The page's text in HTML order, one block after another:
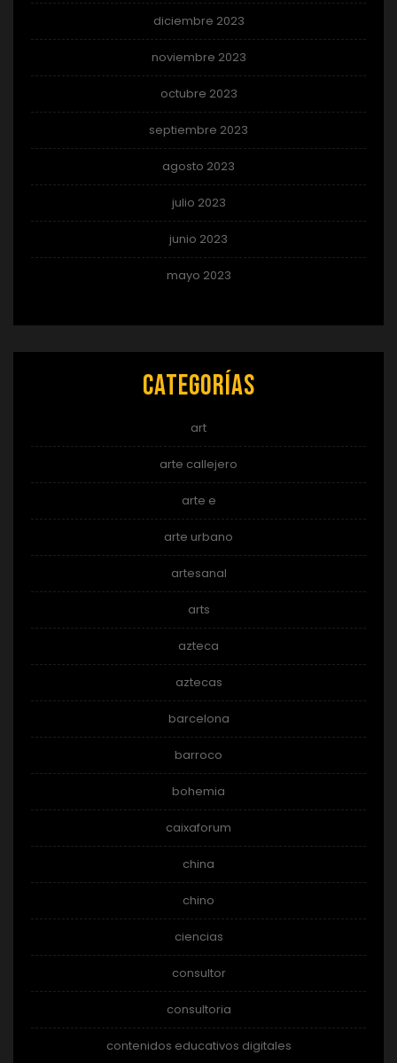
diciembre 2023
noviembre 2023
octubre 2023
septiembre 2023
agosto 2023
julio 2023
junio 2023
mayo 2023
Categorías
art
arte callejero
arte e
arte urbano
artesanal
arts
azteca
aztecas
barcelona
barroco
bohemia
caixaforum
china
chino
ciencias
consultor
consultoria
contenidos educativos digitales